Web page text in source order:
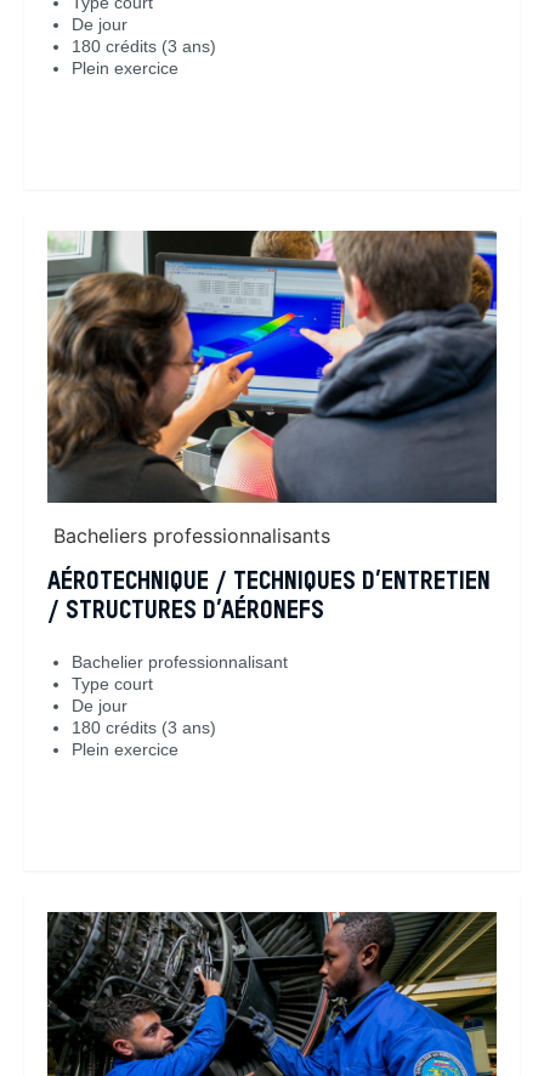
De jour
180 crédits (3 ans)
Plein exercice
Bacheliers professionnalisants
AÉROTECHNIQUE / TECHNIQUES D’ENTRETIEN
/ STRUCTURES D’AÉRONEFS
Bachelier professionnalisant
Type court
De jour
180 crédits (3 ans)
Plein exercice